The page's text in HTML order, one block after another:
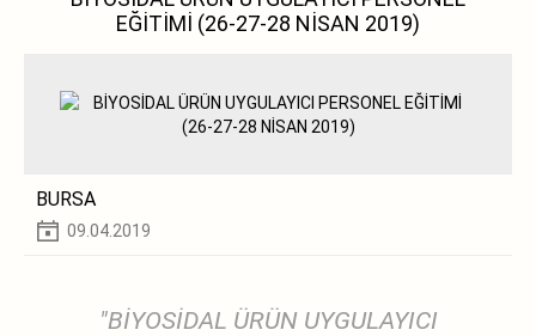
EĞİTİMİ (26-27-28 NİSAN 2019)
BURSA
09.04.2019
"BİYOSİDAL ÜRÜN UYGULAYICI